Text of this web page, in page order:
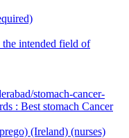
the intended field of
stomach-cancer-
: Best stomach Cancer
(Ireland) (nurses)